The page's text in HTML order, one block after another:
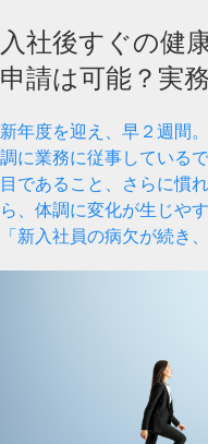
入社後すぐの健
申請は可能？実
新年度を迎え、早２週間
調に業務に従事している
目であること、さらに慣
ら、体調に変化が生じや
「新入社員の病欠が続き